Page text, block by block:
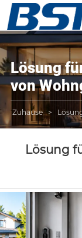
Lösung
von
Zuhause >
Lösung